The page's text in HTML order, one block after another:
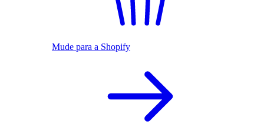
Mude para a Shopify